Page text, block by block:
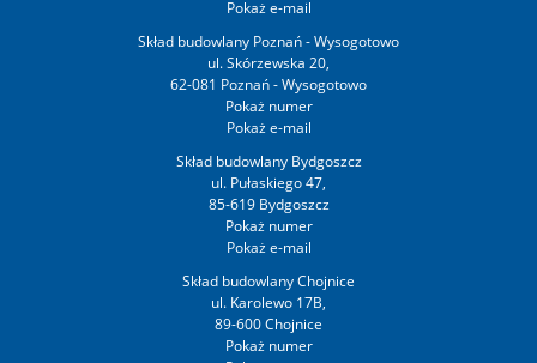
Skład budowlany Poznań - Wysogotowo
ul. Skórzewska 20,
62-081 Poznań - Wysogotowo
Skład budowlany Bydgoszcz
ul. Pułaskiego 47,
85-619 Bydgoszcz
Skład budowlany Chojnice
ul. Karolewo 17B,
89-600 Chojnice